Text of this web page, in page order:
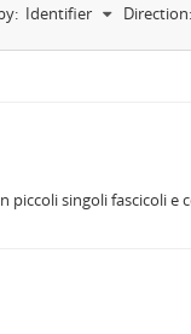
Identifier Direction:
singoli fascicoli e